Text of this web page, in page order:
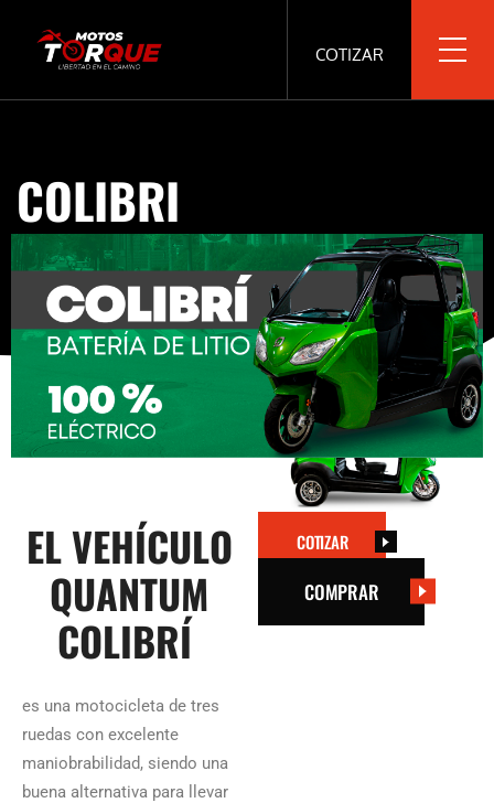
COTIZAR
COLIBRI
EL VEHÍCULO
QUANTUM
COLIBRÍ
es una motocicleta de tres
ruedas con excelente
maniobrabilidad, siendo una
buena alternativa para llevar
COTIZAR
COMPRAR